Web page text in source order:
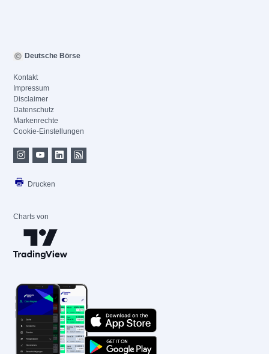
Deutsche Börse
Kontakt
Impressum
Disclaimer
Datenschutz
Markenrechte
Cookie-Einstellungen
Drucken
Charts von